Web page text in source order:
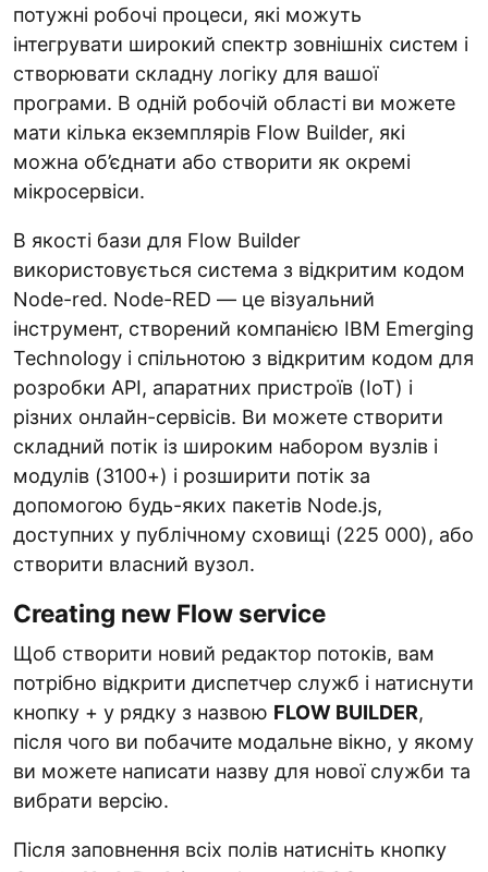
потужні робочі процеси, які можуть
інтегрувати широкий спектр зовнішніх систем і
створювати складну логіку для вашої
програми. В одній робочій області ви можете
мати кілька екземплярів Flow Builder, які
можна об’єднати або створити як окремі
мікросервіси.
В якості бази для Flow Builder
використовується система з відкритим кодом
Node-red. Node-RED — це візуальний
інструмент, створений компанією IBM Emerging
Technology і спільнотою з відкритим кодом для
розробки API, апаратних пристроїв (IoT) і
різних онлайн-сервісів. Ви можете створити
складний потік із широким набором вузлів і
модулів (3100+) і розширити потік за
допомогою будь-яких пакетів Node.js,
доступних у публічному сховищі (225 000), або
створити власний вузол.
Creating new Flow service
Щоб створити новий редактор потоків, вам
потрібно відкрити диспетчер служб і натиснути
кнопку + у рядку з назвою FLOW BUILDER,
після чого ви побачите модальне вікно, у якому
ви можете написати назву для нової служби та
вибрати версію.
Після заповнення всіх полів натисніть кнопку